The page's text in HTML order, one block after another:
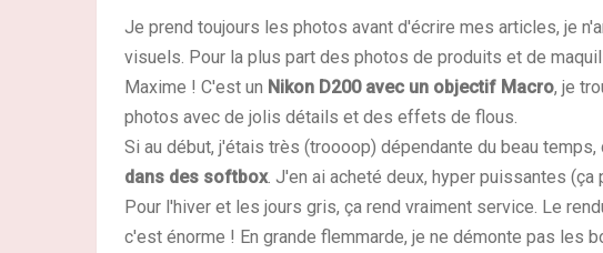
Je prend toujours les photos avant d'écrire mes articles, je
visuels. Pour la plus part des photos de produits et de
Maxime ! C'est un Nikon D200 avec un objectif Macro, je
photos avec de jolis détails et des effets de flous.
Si au début, j'étais très (troooop) dépendante du beau
dans des softbox. J'en ai acheté deux, hyper puissantes
Pour l'hiver et les jours gris, ça rend vraiment service. Le
c'est énorme ! En grande flemmarde, je ne démonte pas les